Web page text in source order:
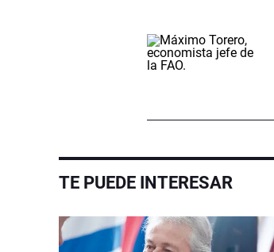
TE PUEDE INTERESAR